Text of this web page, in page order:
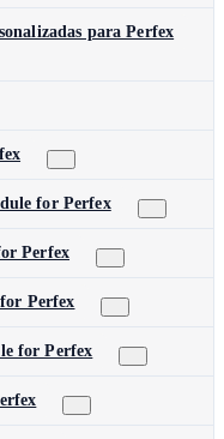
para Perfex
for Perfex
Perfex
Perfex
for Perfex